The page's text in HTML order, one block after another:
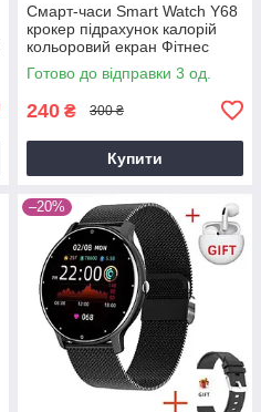
Смарт-часи Smart Watch Y68
крокер підрахунок калорій
кольоровий екран Фітнес
браслет пульсометр
тонометр
Готово до відправки 3 од.
240 ₴ 300 ₴
Купити
–20%